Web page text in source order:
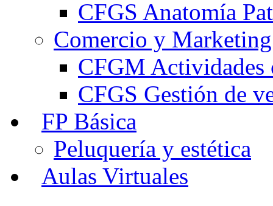
CFGS Anatomía
Comercio y Marketing
CFGM Actividades
CFGS Gestión de
FP Básica
Peluquería y estética
Aulas Virtuales